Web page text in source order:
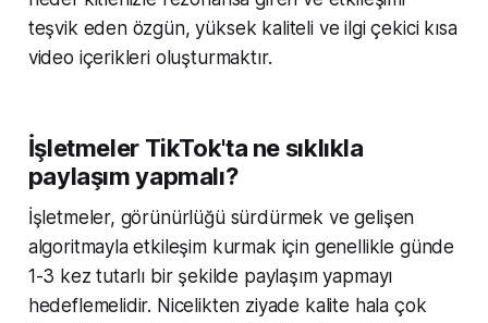
teşvik eden özgün, yüksek kaliteli ve ilgi çekici kısa
video içerikleri oluşturmaktır.
İşletmeler TikTok'ta ne sıklıkla
paylaşım yapmalı?
İşletmeler, görünürlüğü sürdürmek ve gelişen
algoritmayla etkileşim kurmak için genellikle günde
1-3 kez tutarlı bir şekilde paylaşım yapmayı
hedeflemelidir. Nicelikten ziyade kalite hala çok